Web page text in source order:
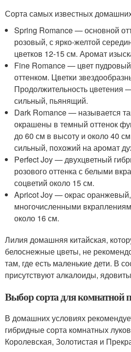
Сорта самых известных
Spring Romance — основной
розовый, с ярко-желтой
цветков 12-15 см. Аромат
Fine Romance — цвет
оттенком. Цветки
Продолжительность цветения
сильный, пьянящий.
Dark Romance — называется
окрашены в темный оттенок
до 60 см в высоту и около 40
сильный, похожий на аромат
Perfect Joy — двухцветный
розового оттенка с белыми
соцветий около 15 см.
Apricot Joy — окрас
многочисленными
около 16 см.
Лилия домашняя китайская,
белоснежные цветы, не
там, где есть маленькие дети. В
присутствуют алкалоиды,
Выбор сорта для комнатной
В домашних условиях
гибридные сорта комнатных
Королевская, Золотистая и